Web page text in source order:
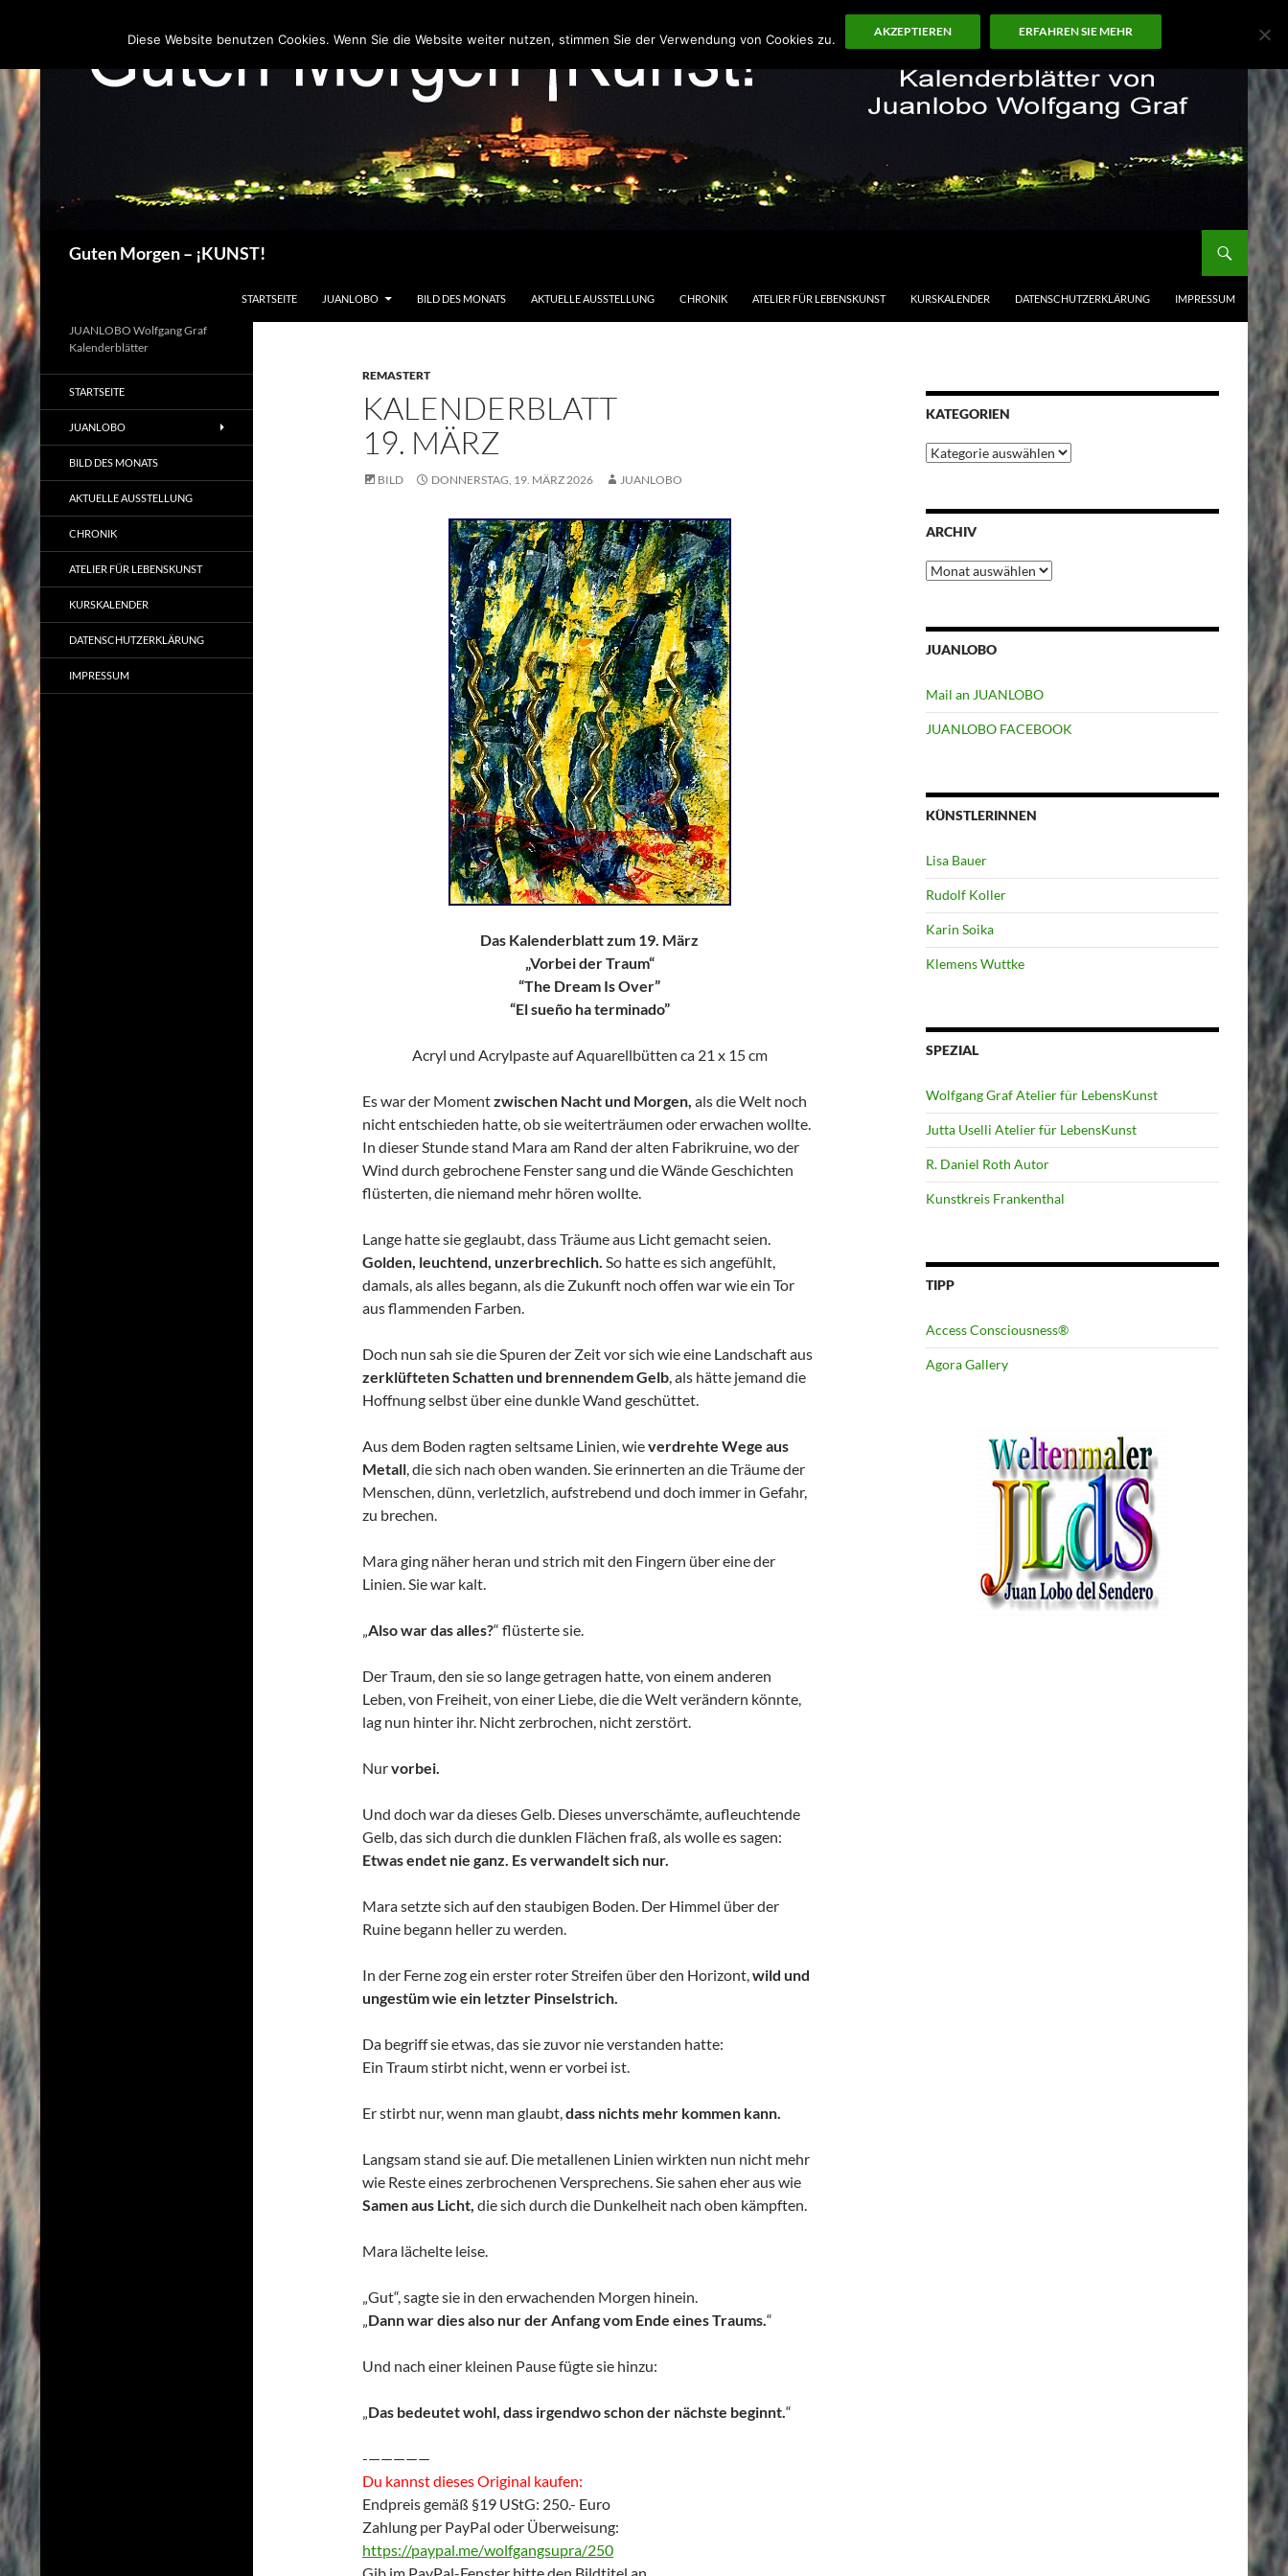
Guten Morgen – ¡KUNST!
STARTSEITE JUANLOBO BILD DES MONATS AKTUELLE AUSSTELLUNG CHRONIK ATELIER FÜR LEBENSKUNST KURSKALENDER DATENSCHUTZERKLÄRUNG IMPRESSUM
REMASTERT
KALENDERBLATT
19. MÄRZ
BILD DONNERSTAG, 19. MÄRZ 2026 JUANLOBO
Das Kalenderblatt zum 19. März
„Vorbei der Traum“
“The Dream Is Over”
“El sueño ha terminado”
Acryl und Acrylpaste auf Aquarellbütten ca 21 x 15 cm
Es war der Momentzwischen Nacht und Morgen, als die Welt noch
nicht entschieden hatte, ob sie weiterträumen oder erwachen wollte.
In dieser Stunde stand Mara am Rand der alten Fabrikruine, wo der
Wind durch gebrochene Fenster sang und die Wände Geschichten
flüsterten, die niemand mehr hören wollte.
Lange hatte sie geglaubt, dass Träume aus Licht gemacht seien.
Golden, leuchtend, unzerbrechlich. So hatte es sich angefühlt,
damals, als alles begann, als die Zukunft noch offen war wie ein Tor
aus flammenden Farben.
Doch nun sah sie die Spuren der Zeit vor sich wie eine Landschaft aus
zerklüfteten Schatten und brennendem Gelb, als hätte jemand die
Hoffnung selbst über eine dunkle Wand geschüttet.
Aus dem Boden ragten seltsame Linien, wieverdrehte Wege aus
Metall, die sich nach oben wanden. Sie erinnerten an die Träume der
Menschen, dünn, verletzlich, aufstrebend und doch immer in Gefahr,
zu brechen.
Mara ging näher heran und strich mit den Fingern über eine der
Linien. Sie war kalt.
„Also war das alles?“ flüsterte sie.
Der Traum, den sie so lange getragen hatte, von einem anderen
Leben, von Freiheit, von einer Liebe, die die Welt verändern könnte,
lag nun hinter ihr. Nicht zerbrochen, nicht zerstört.
Nurvorbei.
Und doch war da dieses Gelb. Dieses unverschämte, aufleuchtende
Gelb, das sich durch die dunklen Flächen fraß, als wolle es sagen:
Etwas endet nie ganz. Es verwandelt sich nur.
Mara setzte sich auf den staubigen Boden. Der Himmel über der
Ruine begann heller zu werden.
In der Ferne zog ein erster roter Streifen über den Horizont,wild und
ungestüm wie ein letzter Pinselstrich.
Da begriff sie etwas, das sie zuvor nie verstanden hatte:
Ein Traum stirbt nicht, wenn er vorbei ist.
Er stirbt nur, wenn man glaubt,dass nichts mehr kommen kann.
Langsam stand sie auf. Die metallenen Linien wirkten nun nicht mehr
wie Reste eines zerbrochenen Versprechens. Sie sahen eher aus wie
Samen aus Licht, die sich durch die Dunkelheit nach oben kämpften.
Mara lächelte leise.
„Gut“, sagte sie in den erwachenden Morgen hinein.
„Dann war dies also nur der Anfang vom Ende eines Traums.“
Und nach einer kleinen Pause fügte sie hinzu:
„Das bedeutet wohl, dass irgendwo schon der nächste beginnt.“
-—————
Du kannst dieses Original kaufen:
Endpreis gemäß §19 UStG: 250.- Euro
Zahlung per PayPal oder Überweisung:
https://paypal.me/wolfgangsupra/250
KATEGORIEN
Kategorien
ARCHIV
Archiv
JUANLOBO
Mail an JUANLOBO
JUANLOBO FACEBOOK
KÜNSTLERINNEN
Lisa Bauer
Rudolf Koller
Karin Soika
Klemens Wuttke
SPEZIAL
Wolfgang Graf Atelier für LebensKunst
Jutta Uselli Atelier für LebensKunst
R. Daniel Roth Autor
Kunstkreis Frankenthal
TIPP
Access Consciousness®
Agora Gallery
JUANLOBO Wolfgang Graf
Kalenderblätter
STARTSEITE
JUANLOBO
BILD DES MONATS
AKTUELLE AUSSTELLUNG
CHRONIK
ATELIER FÜR LEBENSKUNST
KURSKALENDER
DATENSCHUTZERKLÄRUNG
IMPRESSUM
Diese Website benutzen Cookies. Wenn Sie die Website weiter nutzen, stimmen Sie der Verwendung von Cookies zu.
AKZEPTIEREN ERFAHREN SIE MEHR